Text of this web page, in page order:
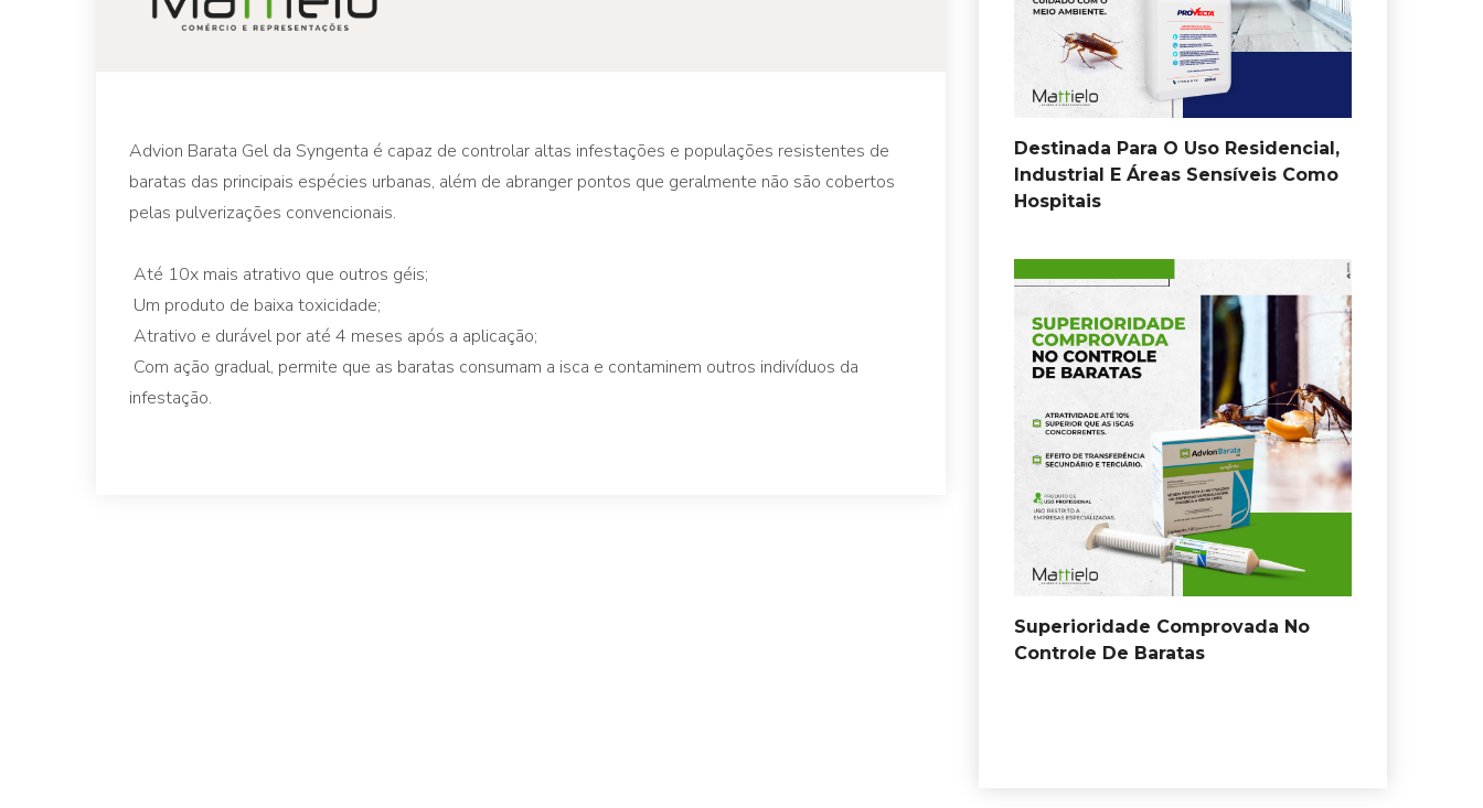
Advion Barata Gel da Syngenta é capaz de controlar altas infestações e populações resistentes de
baratas das principais espécies urbanas, além de abranger pontos que geralmente não são cobertos
pelas pulverizações convencionais.
Até 10x mais atrativo que outros géis;
Um produto de baixa toxicidade;
Atrativo e durável por até 4 meses após a aplicação;
Com ação gradual, permite que as baratas consumam a isca e contaminem outros indivíduos da
infestação.
Destinada Para O Uso Residencial,
Industrial E Áreas Sensíveis Como
Hospitais
Superioridade Comprovada No
Controle De Baratas